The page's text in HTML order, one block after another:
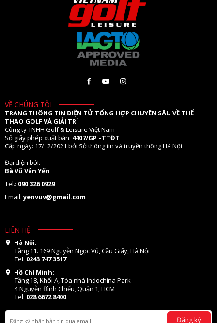
VỀ CHÚNG TÔI
TRANG THÔNG TIN ĐIỆN TỬ TỔNG HỢP CHUYÊN SÂU VỀ THỂ
THAO GOLF VÀ GIẢI TRÍ
Công ty TNHH Golf & Leisure Việt Nam
Số giấy phép xuất bản: 4407/GP –TTĐT
Cấp ngày: 17/12/2021 bởi Sở thông tin và truyền thông Hà Nội
Đại diện bởi:
Bà Vũ Vân Yến
Tel.: 090 326 0929
Email:yenvuv@gmail.com
LIÊN HỆ
Hà Nội:
Tầng 11. 169 Nguyễn Ngọc Vũ, Cầu Giấy, Hà Nội
Tel: 0243 747 3517
Hồ Chí Minh:
Tầng 18, Khối A, Tòa nhà Indochina Park
4 Nguyễn Đình Chiểu, Quận 1, HCM
Tel: 028 6672 8400
Đăng ký